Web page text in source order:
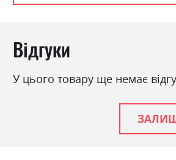
Відгуки
У цього товару ще немає